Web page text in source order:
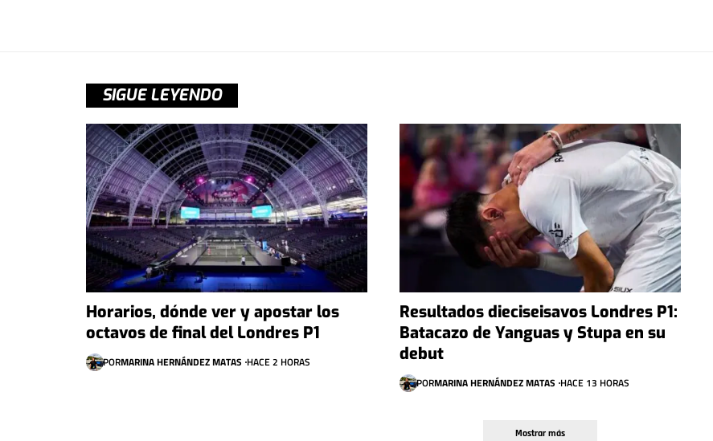
SIGUE LEYENDO
Horarios, dónde ver y apostar los
octavos de final del Londres P1
PORMARINA HERNÁNDEZ MATAS HACE 2 HORAS
Resultados dieciseisavos Londres P1:
Batacazo de Yanguas y Stupa en su
debut
PORMARINA HERNÁNDEZ MATAS HACE 13 HORAS
Mostrar más